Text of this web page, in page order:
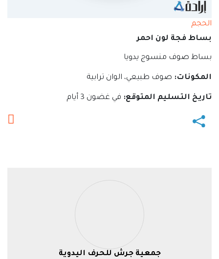
الحجم
بساط فجة لون احمر
بساط صوف منسوج يدويا
المكونات: صوف طبيعي، الوان ترابية
تاريخ التسليم المتوقع: في غضون 3 أيام
جمعية جرش للحرف اليدوية